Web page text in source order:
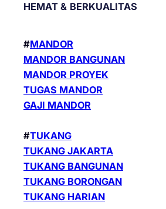
HEMAT & BERKUALITAS
#MANDOR
MANDOR BANGUNAN
MANDOR PROYEK
TUGAS MANDOR
GAJI MANDOR
#TUKANG
TUKANG JAKARTA
TUKANG BANGUNAN
TUKANG BORONGAN
TUKANG HARIAN